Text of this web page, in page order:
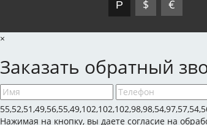
Р $ €
×
Заказать обратный
Нажимая на кнопку, вы даете согласие на